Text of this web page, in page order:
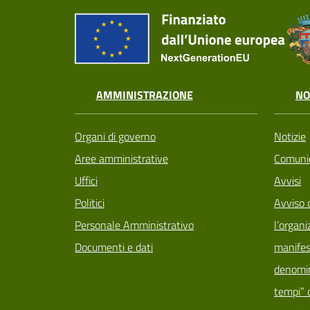
AMMINISTRAZIONE
Organi di governo
Aree amministrative
Uffici
Politici
Personale Amministrativo
Documenti e dati
Notizie
Avvisi
Avviso
tempi”